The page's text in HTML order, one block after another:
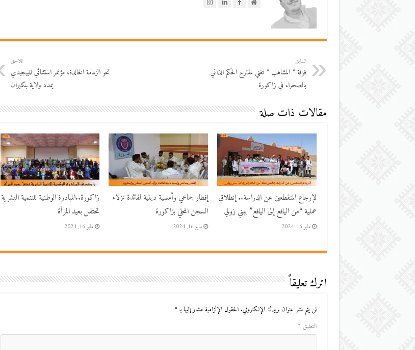
السابق
فرقة ” المشاهب ” تغني لمقترح الحكم الذاتي
بالصحراء في زاكورة
اللاحق
نحو الزعامة الخالدة، مؤتمر استثنائي للبيجيدي
يمدد ولاية بنكيران
مقالات ذات صلة
لإرجاع المنقطعين عن الدراسة.. إنطلاق
عملية “من اليافع إلى اليافع” ببني زولي
مايو 16, 2024
إفطار جماعي وأمسية دينية لفائدة نزلاء
السجن المحلي بزاكورة
مايو 16, 2024
زاكورة..المبادرة الوطنية للتنمية البشرية
تحتفل بعيد المرأة
مايو 16, 2024
اترك تعليقاً
لن يتم نشر عنوان بريدك الإلكتروني. الحقول الإلزامية مشار إليها بـ*
التعليق *